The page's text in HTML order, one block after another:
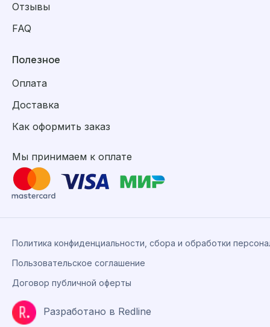
Отзывы
FAQ
Полезное
Оплата
Доставка
Как оформить заказ
Мы принимаем к оплате
Разработано в Redline
Политика конфиденциальности, сбора и обработки
Пользовательское соглашение
Договор публичной оферты